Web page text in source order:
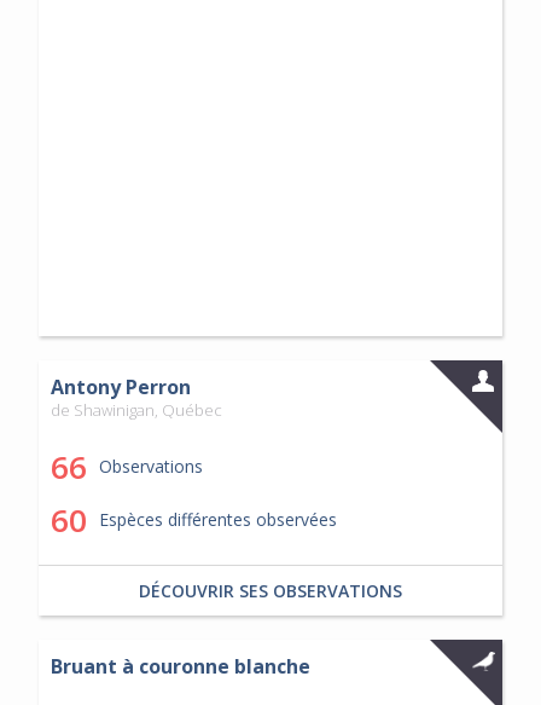
Antony Perron
de Shawinigan, Québec
66 Observations
60 Espèces différentes observées
DÉCOUVRIR SES OBSERVATIONS
Bruant à couronne blanche